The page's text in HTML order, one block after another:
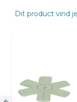
Dit product vind